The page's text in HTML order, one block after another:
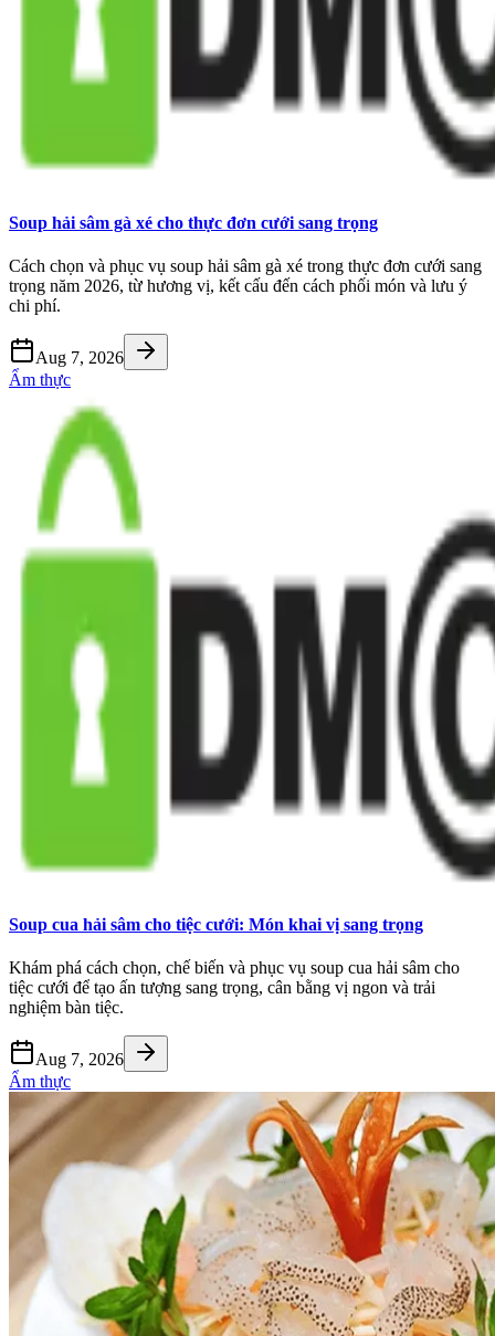
Soup hải sâm gà xé cho thực đơn cưới sang trọng
Cách chọn và phục vụ soup hải sâm gà xé trong thực đơn cưới sang
trọng năm 2026, từ hương vị, kết cấu đến cách phối món và lưu ý
chi phí.
Aug 7, 2026
Ẩm thực
Soup cua hải sâm cho tiệc cưới: Món khai vị sang trọng
Khám phá cách chọn, chế biến và phục vụ soup cua hải sâm cho
tiệc cưới để tạo ấn tượng sang trọng, cân bằng vị ngon và trải
nghiệm bàn tiệc.
Aug 7, 2026
Ẩm thực